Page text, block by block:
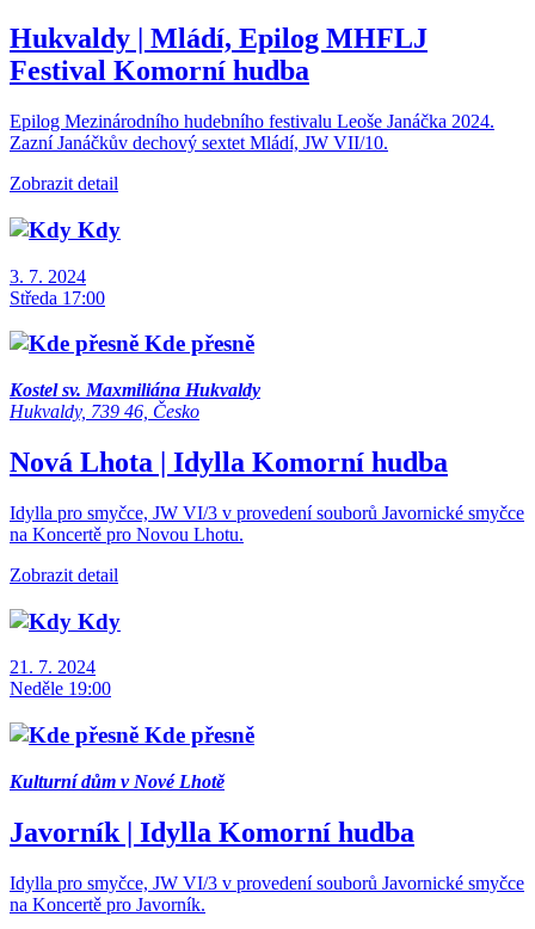
Hukvaldy | Mládí, Epilog MHFLJ
Festival Komorní hudba
Epilog Mezinárodního hudebního festivalu Leoše Janáčka 2024.
Zazní Janáčkův dechový sextet Mládí, JW VII/10.
Zobrazit detail
Kdy
3. 7. 2024
Středa 17:00
Kde přesně
Kostel sv. Maxmiliána Hukvaldy
Hukvaldy, 739 46, Česko
Nová Lhota | Idylla Komorní hudba
Idylla pro smyčce, JW VI/3 v provedení souborů Javornické smyčce
na Koncertě pro Novou Lhotu.
Zobrazit detail
Kdy
21. 7. 2024
Neděle 19:00
Kde přesně
Kulturní dům v Nové Lhotě
Javorník | Idylla Komorní hudba
Idylla pro smyčce, JW VI/3 v provedení souborů Javornické smyčce
na Koncertě pro Javorník.